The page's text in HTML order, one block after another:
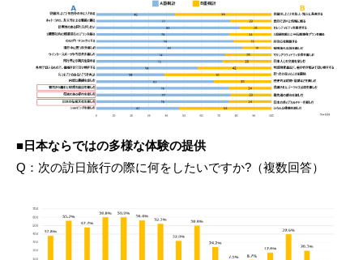
■日本ならではの多様な体験の提供
Q：次の訪日旅行の際に何をしたいですか?（複数回答）